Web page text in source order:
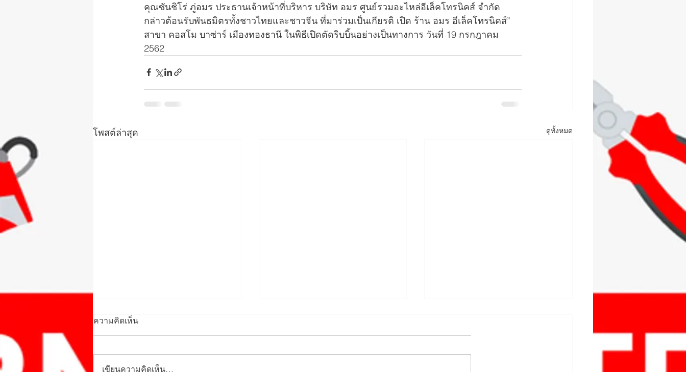
คุณซันชิโร่ ภู่อมร ประธานเจ้าหน้าที่บริหาร บริษัท อมร ศูนย์รวมอะไหล่อีเล็คโทรนิคส์ จำกัด
กล่าวต้อนรับพันธมิตรทั้งชาวไทยและชาวจีน ที่มาร่วมเป็นเกียรติ เปิด ร้าน อมร อีเล็คโทรนิคส์”
สาขา คอสโม บาซ่าร์ เมืองทองธานี ในพิธีเปิดตัดริบบิ้นอย่างเป็นทางการ วันที่ 19 กรกฎาคม
2562
โพสต์ล่าสุด ดูทั้งหมด
ความคิดเห็น
เขียนความคิดเห็น…